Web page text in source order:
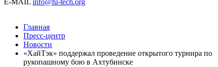
E-MAIL info@hi-tech.org
Главная
Пресс-центр
Новости
«ХайТэк» поддержал проведение открытого турнира по
рукопашному бою в Ахтубинске